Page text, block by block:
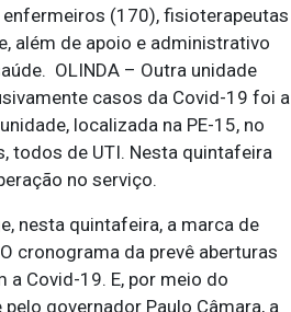
(170), fisioterapeutas
além de apoio e administrativo
OLINDA – Outra unidade
casos da Covid-19 foi a
localizada na PE-15, no
todos de UTI. Nesta quintafeira
no serviço.
nesta quintafeira, a marca de
cronograma da prevê aberturas
a Covid-19. E, por meio do
governador Paulo Câmara, a